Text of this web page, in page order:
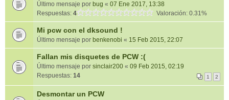
Último mensaje por bug « 07 Ene 2017, 13:38
Respuestas: 4 Valoración: 0.31%
Mi pcw con el dksound !
Último mensaje por benkenobi « 15 Feb 2015, 22:07
Fallan mis disquetes de PCW :(
Último mensaje por sinclair200 « 09 Feb 2015, 02:19
Respuestas: 14 1 2
Desmontar un PCW